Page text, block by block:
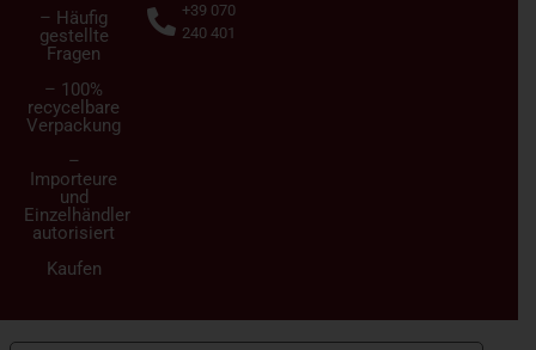
– Häufig
gestellte
Fragen
– 100%
recycelbare
Verpackung
–
Importeure
und
Einzelhändler
autorisiert
Kaufen
+39 070
240 401